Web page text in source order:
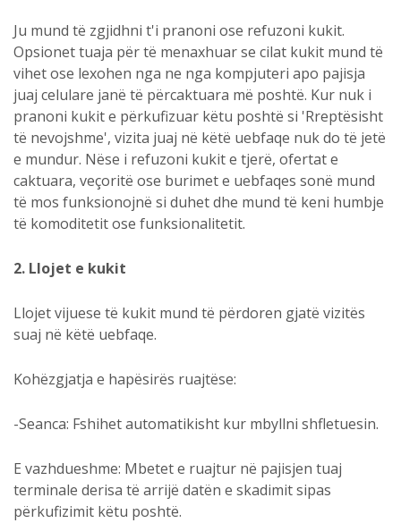
Ju mund të zgjidhni t'i pranoni ose refuzoni kukit.
Opsionet tuaja për të menaxhuar se cilat kukit mund të
vihet ose lexohen nga ne nga kompjuteri apo pajisja
juaj celulare janë të përcaktuara më poshtë. Kur nuk i
pranoni kukit e përkufizuar këtu poshtë si 'Rreptësisht
të nevojshme', vizita juaj në këtë uebfaqe nuk do të jetë
e mundur. Nëse i refuzoni kukit e tjerë, ofertat e
caktuara, veçoritë ose burimet e uebfaqes sonë mund
të mos funksionojnë si duhet dhe mund të keni humbje
të komoditetit ose funksionalitetit.
2. Llojet e kukit
Llojet vijuese të kukit mund të përdoren gjatë vizitës
suaj në këtë uebfaqe.
Kohëzgjatja e hapësirës ruajtëse:
-Seanca: Fshihet automatikisht kur mbyllni shfletuesin.
E vazhdueshme: Mbetet e ruajtur në pajisjen tuaj
terminale derisa të arrijë datën e skadimit sipas
përkufizimit këtu poshtë.